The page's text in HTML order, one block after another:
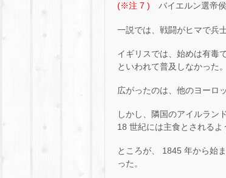
(※注 7 ) バイエルン選帝
一説では、戦闘がヒマで兵
イギリスでは、始めは有毒
といわれて普及しなかった。
広がったのは、他のヨーロ
しかし、隣国のアイルラン
18 世紀には主食とされるよ
ところが、 1845 年から始
った。